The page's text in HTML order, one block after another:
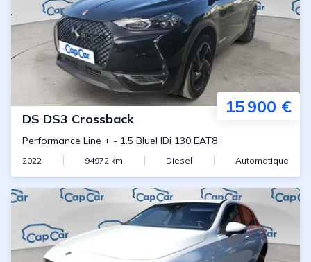
15 900 €
DS DS3 Crossback
Performance Line + - 1.5 BlueHDi 130 EAT8
2022 94972 km Diesel Automatique